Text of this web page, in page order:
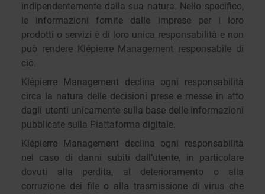
indipendentemente dalla sua natura. Nello specifico,
le informazioni fornite dalle imprese per i loro
prodotti o servizi è di loro unica responsabilità e non
può rendere Klépierre Management responsabile di
ciò.
Klépierre Management declina ogni responsabilità
circa la natura delle decisioni prese e messe in atto
dagli utenti unicamente sulla base delle informazioni
pubblicate sulla Piattaforma digitale.
Klépierre Management declina ogni responsabilità
nel caso di danni subiti dall’utente, in particolare
dovuti alla perdita, al deterioramento o alla
corruzione dei file o alla trasmissione di virus che